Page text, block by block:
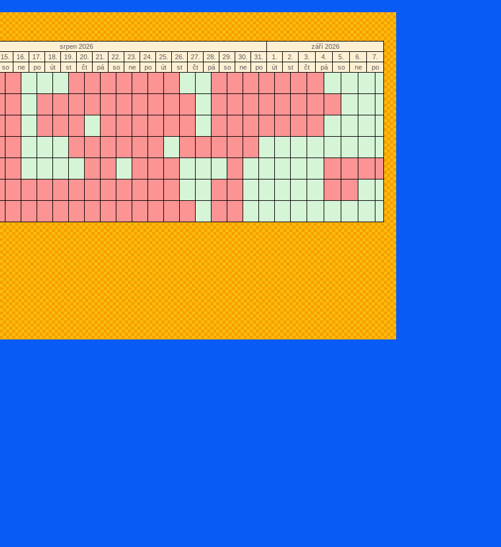
srpen 2026
září 2026
15. 16. 17. 18. 19. 20. 21. 22. 23. 24. 25. 26. 27. 28. 29. 30. 31. 1. 2. 3. 4. 5. 6.
7.
so ne po út st čt pá so ne po út st čt pá so ne po út st čt pá so ne po